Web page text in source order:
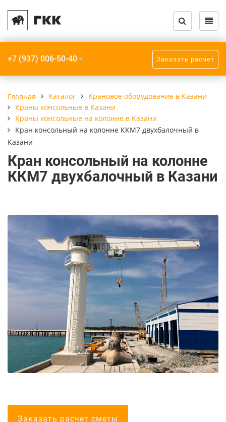
+7 (937) 006-50-40 Заказать расчет
Назад
Каталог кранов и запчастей
Крановое оборудование
Назад
Крановое
Краны
Краны
Подкрановые
Болгарские
оборудование
Назад
Траверсы
Взрывозащищенное
оборудование
Прочее
Назад
Прочее
Крюки
Шинопроводы
Назад
Услуги
Модернизация кранов
Монтаж подкрановых путей
Радиоуправление кранов
Ремонт кранов
Назад
О компании
Компания
Главная Каталог
Крановое оборудование в Казани
Краны консольные в Казани
Краны консольные на колонне в Казани
Кран консольный на колонне ККМ7 двухбалочный в
Казани
Кран консольный на колонне
ККМ7 двухбалочный в Казани
Заказать расчет сметы